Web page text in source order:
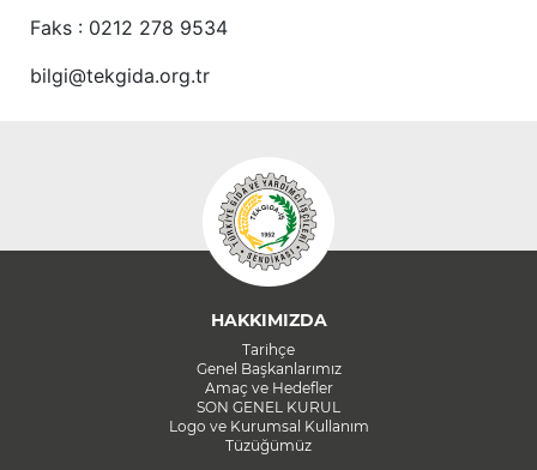
Faks : 0212 278 9534
bilgi@tekgida.org.tr
HAKKIMIZDA
Tarihçe
Genel Başkanlarımız
Amaç ve Hedefler
SON GENEL KURUL
Logo ve Kurumsal Kullanım
Tüzüğümüz